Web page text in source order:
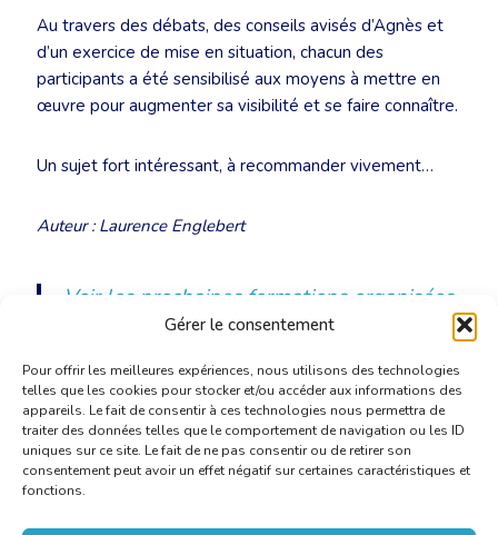
Gérer le consentement
Pour offrir les meilleures expériences, nous utilisons des technologies
telles que les cookies pour stocker et/ou accéder aux informations des
appareils. Le fait de consentir à ces technologies nous permettra de
traiter des données telles que le comportement de navigation ou les ID
uniques sur ce site. Le fait de ne pas consentir ou de retirer son
consentement peut avoir un effet négatif sur certaines caractéristiques et
fonctions.
Au travers des débats, des conseils avisés d’Agnès et
d’un exercice de mise en situation, chacun des
participants a été sensibilisé aux moyens à mettre en
œuvre pour augmenter sa visibilité et se faire connaître.
Un sujet fort intéressant, à recommander vivement…
Auteur : Laurence Englebert
Voir les prochaines formations organisées
par la CBTI